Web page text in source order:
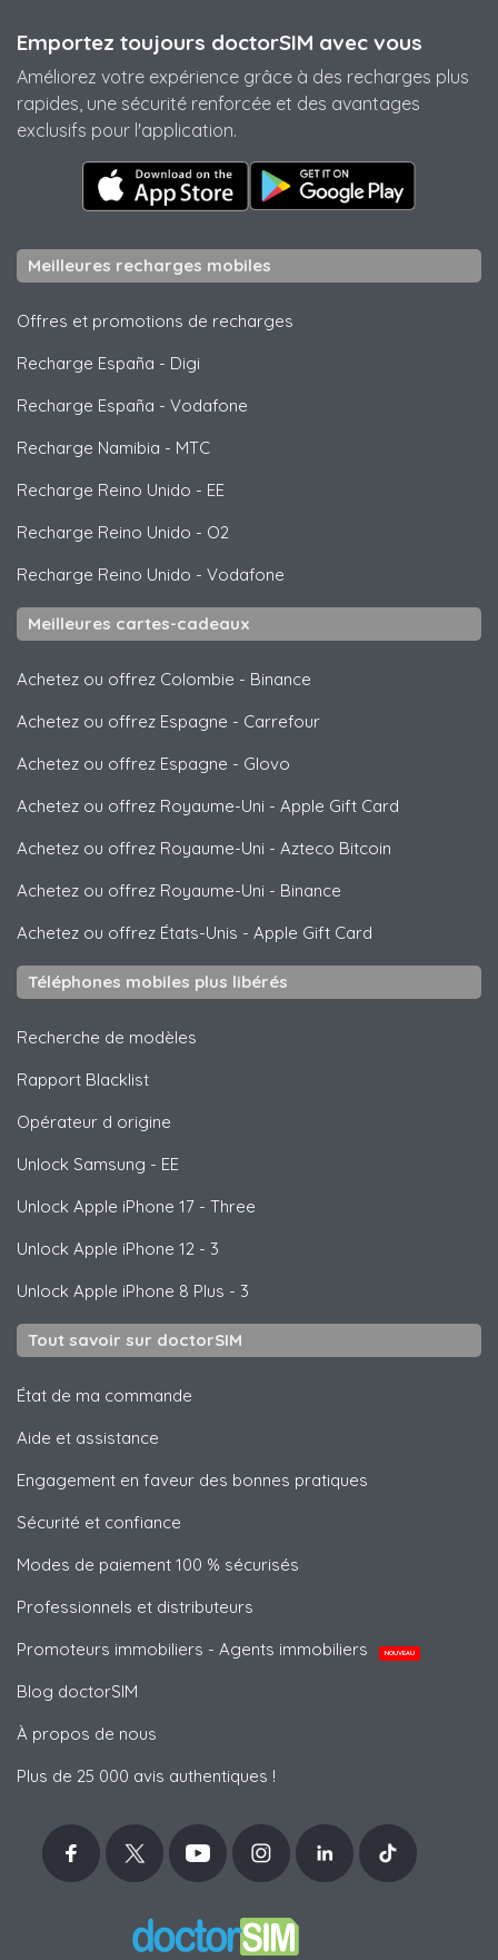
Emportez toujours doctorSIM avec vous
Améliorez votre expérience grâce à des recharges plus
rapides, une sécurité renforcée et des avantages
exclusifs pour l'application.
Meilleures recharges mobiles
Offres et promotions de recharges
Recharge España - Digi
Recharge España - Vodafone
Recharge Namibia - MTC
Recharge Reino Unido - EE
Recharge Reino Unido - O2
Recharge Reino Unido - Vodafone
Meilleures cartes-cadeaux
Achetez ou offrez Colombie - Binance
Achetez ou offrez Espagne - Carrefour
Achetez ou offrez Espagne - Glovo
Achetez ou offrez Royaume-Uni - Apple Gift Card
Achetez ou offrez Royaume-Uni - Azteco Bitcoin
Achetez ou offrez Royaume-Uni - Binance
Achetez ou offrez États-Unis - Apple Gift Card
Téléphones mobiles plus libérés
Recherche de modèles
Rapport Blacklist
Opérateur d origine
Unlock Samsung - EE
Unlock Apple iPhone 17 - Three
Unlock Apple iPhone 12 - 3
Unlock Apple iPhone 8 Plus - 3
Tout savoir sur doctorSIM
État de ma commande
Aide et assistance
Engagement en faveur des bonnes pratiques
Sécurité et confiance
Modes de paiement 100 % sécurisés
Professionnels et distributeurs
Promoteurs immobiliers - Agents immobiliers
NOUVEAU
Blog doctorSIM
À propos de nous
Plus de 25 000 avis authentiques !